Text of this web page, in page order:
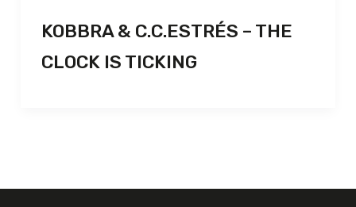
KOBBRA & C.C.ESTRÉS – THE
CLOCK IS TICKING